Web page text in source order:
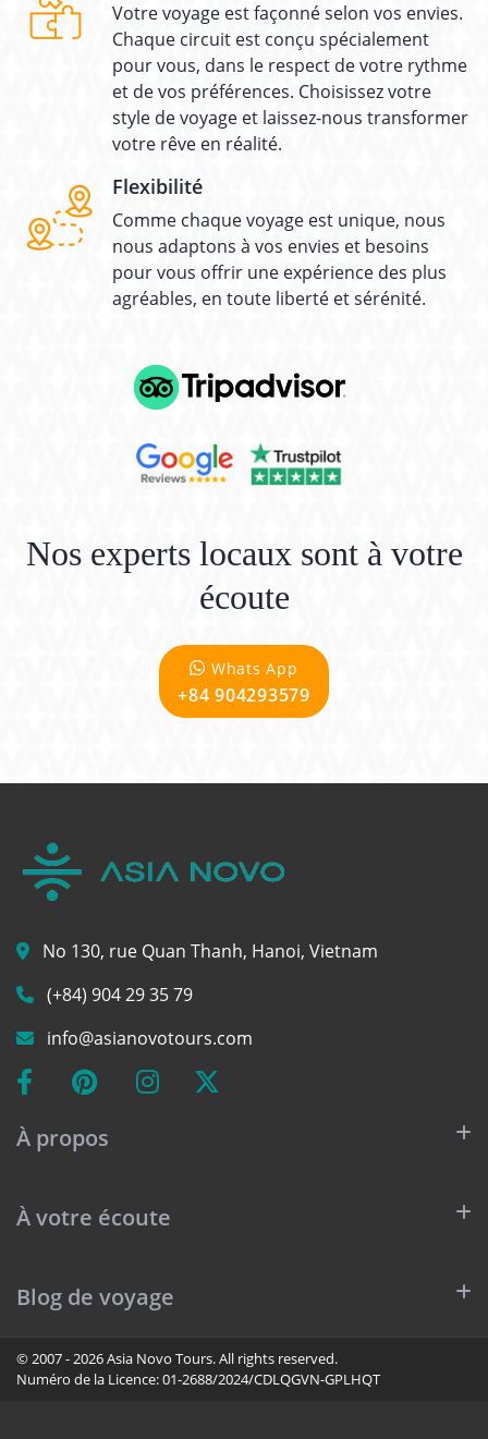
Votre voyage est façonné selon vos envies.
Chaque circuit est conçu spécialement
pour vous, dans le respect de votre rythme
et de vos préférences. Choisissez votre
style de voyage et laissez-nous transformer
votre rêve en réalité.
Flexibilité
Comme chaque voyage est unique, nous
nous adaptons à vos envies et besoins
pour vous offrir une expérience des plus
agréables, en toute liberté et sérénité.
Nos experts locaux sont à votre
écoute
Whats App
+84 904293579
No 130, rue Quan Thanh, Hanoi, Vietnam
(+84) 904 29 35 79
info@asianovotours.com
À propos
À votre écoute
Blog de voyage
© 2007 - 2026 Asia Novo Tours. All rights reserved.
Numéro de la Licence:01-2688/2024/CDLQGVN-GPLHQT